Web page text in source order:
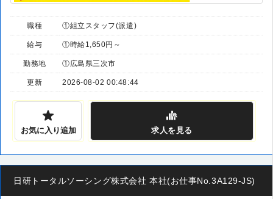
職種 ①組立スタッフ(派遣)
給与 ①時給1,650円～
勤務地 ①広島県三次市
更新 2026-08-02 00:48:44
お気に入り追加 求人 を見る
日研トータルソーシング株式会社 本社(お仕事No.3A129-JS)